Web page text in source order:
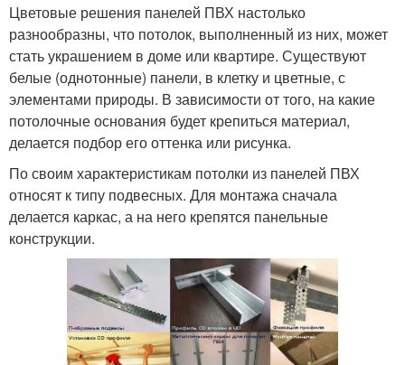
Цветовые решения панелей ПВХ настолько
разнообразны, что потолок, выполненный из них, может
стать украшением в доме или квартире. Существуют
белые (однотонные) панели, в клетку и цветные, с
элементами природы. В зависимости от того, на какие
потолочные основания будет крепиться материал,
делается подбор его оттенка или рисунка.
По своим характеристикам потолки из панелей ПВХ
относят к типу подвесных. Для монтажа сначала
делается каркас, а на него крепятся панельные
конструкции.